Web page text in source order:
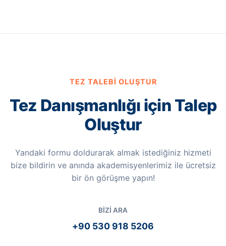
TEZ TALEBI OLUŞTUR
Tez Danışmanlığı için Talep
Oluştur
Yandaki formu doldurarak almak istediğiniz hizmeti
bize bildirin ve anında akademisyenlerimiz ile ücretsiz
bir ön görüşme yapın!
BIZI ARA
+90 530 918 5206